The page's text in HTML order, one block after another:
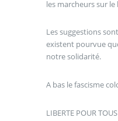
les marcheurs sur le
Les suggestions
existent pourvue
notre solidarité.
A bas le fascisme
LIBERTE POUR